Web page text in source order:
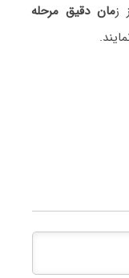
زمان دقیق مرحله